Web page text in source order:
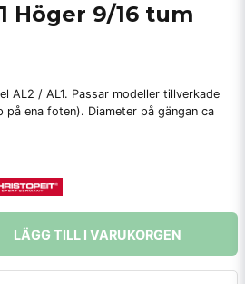
Höger 9/16 tum
AL2 / AL1. Passar modeller tillverkade
ena foten). Diameter på gängan ca
LÄGG TILL I VARUKORGEN